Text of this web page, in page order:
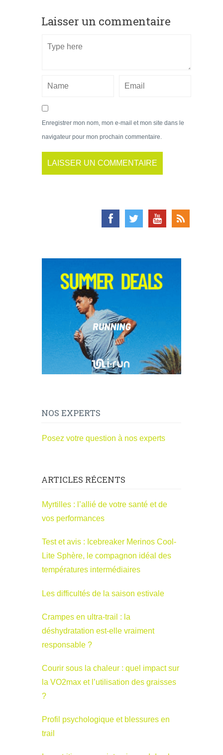
Laisser un commentaire
Enregistrer mon nom, mon e-mail et mon site dans le
navigateur pour mon prochain commentaire.
NOS EXPERTS
Posez votre question à nos experts
ARTICLES RÉCENTS
Myrtilles : l’allié de votre santé et de
vos performances
Test et avis : Icebreaker Merinos Cool-
Lite Sphère, le compagnon idéal des
températures intermédiaires
Les difficultés de la saison estivale
Crampes en ultra-trail : la
déshydratation est-elle vraiment
responsable ?
Courir sous la chaleur : quel impact sur
la VO2max et l’utilisation des graisses
?
Profil psychologique et blessures en
trail